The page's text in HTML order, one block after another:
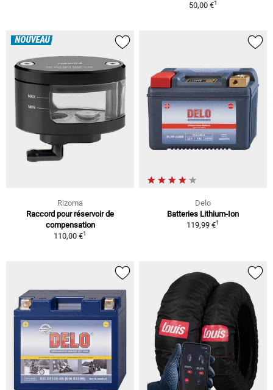
50,00 €1
NOUVEAU
Rizoma
Raccord pour réservoir de
compensation
110,00 €1
Delo
Batteries Lithium-Ion
119,99 €1